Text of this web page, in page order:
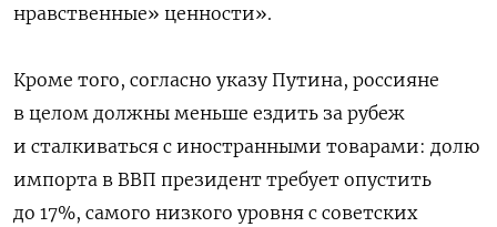
нравственные» ценности».
Кроме того, согласно указу Путина, россияне
в целом должны меньше ездить за рубеж
и сталкиваться с иностранными товарами: долю
импорта в ВВП президент требует опустить
до 17%, самого низкого уровня с советских